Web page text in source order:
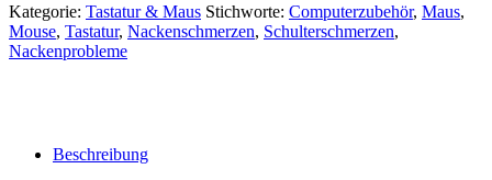
Kategorie: Tastatur & Maus Stichworte: Computerzubehör, Maus,
Mouse, Tastatur, Nackenschmerzen, Schulterschmerzen,
Nackenprobleme
Beschreibung